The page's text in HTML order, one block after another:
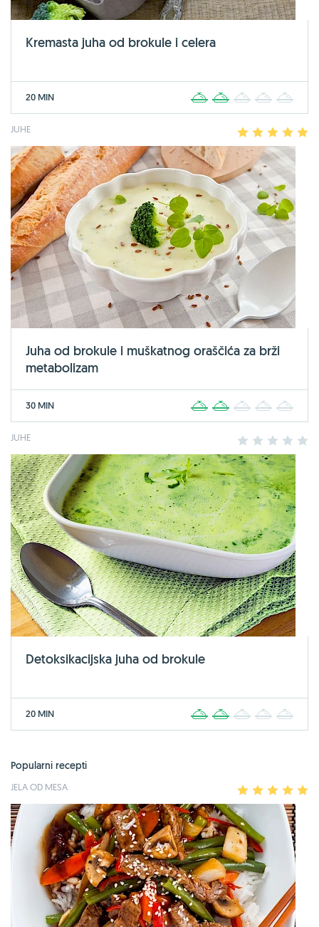
Kremasta juha od brokule i celera
20 MIN 2 3 4
JUHE 2 3 4
Juha od brokule i muškatnog oraščića za brži
metabolizam
30 MIN 2 3 4
JUHE 2 3 4
Detoksikacijska juha od brokule
20 MIN 2 3 4
Popularni recepti
JELA OD MESA 2 3 4